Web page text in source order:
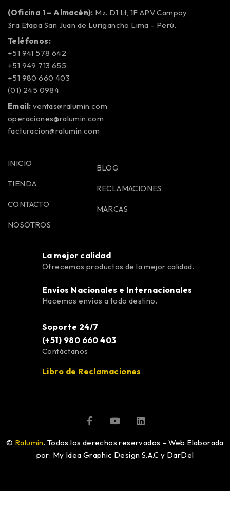
(Oficina 1 – Almacén): Mz. D1 Lt, 1F APV Campoy
3ra Etapa San Juan de Lurigancho Lima – Perú.
Teléfonos:
+51 941 578 642
+51 949 713 655
+51 980 660 403
(01) 245 0984
Email: ventas@ralumin.com
operaciones@ralumin.com
facturacion@ralumin.com
INICIO
TIENDA
CONTACTO
NOSOTROS
BLOG
RECLAMACIONES
MARCAS
La mejor calidad
Ofrecemos productos de la mejor calidad.
Envíos Nacionales e Internacionales
Hacemos envíos a todo destino.
Soporte 24/7
(+51) 980 660 403
Contáctanos
Libro de Reclamaciones
© Ralumin. Todos los derechos reservados – Web Elaborada
por: My Idea Graphic Design S.A.C y DarDel